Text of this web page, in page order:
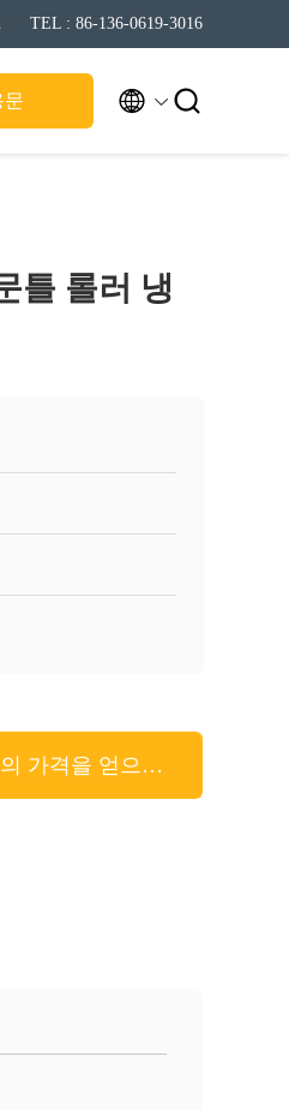
TEL : 86-136-0619-3016
문  
틀 롤러 냉
가격을 얻으세요